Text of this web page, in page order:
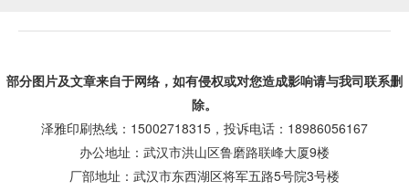
部分图片及文章来自于网络，如有侵权或对您造成影响请与我司联系删
除。
泽雅印刷热线：15002718315，投诉电话：18986056167
办公地址：武汉市洪山区鲁磨路联峰大厦9楼
厂部地址：武汉市东西湖区将军五路5号院3号楼